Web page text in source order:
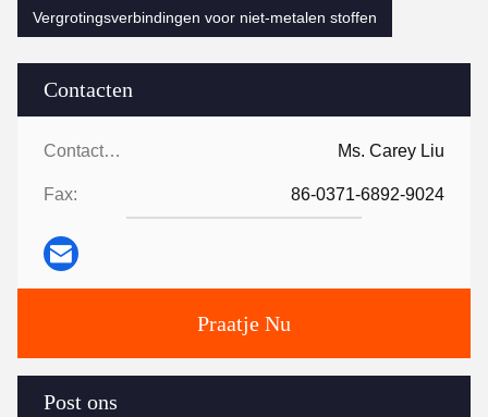
Contacten
Contacten: Ms. Carey Liu
Fax: 86-0371-6892-9024
Praatje Nu
Post ons
Vergrotingsverbindingen voor niet-metalen stoffen